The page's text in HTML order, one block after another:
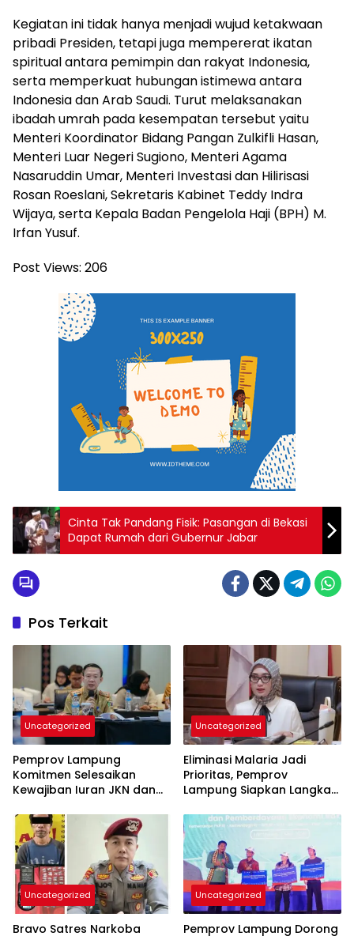
Kegiatan ini tidak hanya menjadi wujud ketakwaan
pribadi Presiden, tetapi juga mempererat ikatan
spiritual antara pemimpin dan rakyat Indonesia,
serta memperkuat hubungan istimewa antara
Indonesia dan Arab Saudi. Turut melaksanakan
ibadah umrah pada kesempatan tersebut yaitu
Menteri Koordinator Bidang Pangan Zulkifli Hasan,
Menteri Luar Negeri Sugiono, Menteri Agama
Nasaruddin Umar, Menteri Investasi dan Hilirisasi
Rosan Roeslani, Sekretaris Kabinet Teddy Indra
Wijaya, serta Kepala Badan Pengelola Haji (BPH) M.
Irfan Yusuf.
Post Views: 206
Cinta Tak Pandang Fisik: Pasangan di Bekasi
Dapat Rumah dari Gubernur Jabar
Pos Terkait
Uncategorized
Pemprov Lampung
Komitmen Selesaikan
Kewajiban Iuran JKN dan
Kepesertaan BPJS
Kesehatan
Uncategorized
Eliminasi Malaria Jadi
Prioritas, Pemprov
Lampung Siapkan Langkah
Uncategorized
Bravo Satres Narkoba
Uncategorized
Pemprov Lampung Dorong